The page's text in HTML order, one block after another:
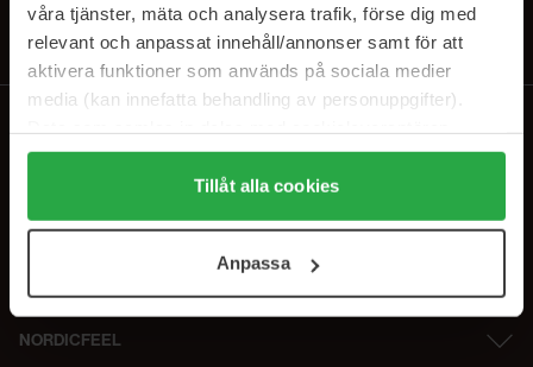
våra tjänster, mäta och analysera trafik, förse dig med
relevant och anpassat innehåll/annonser samt för att
aktivera funktioner som används på sociala medier
media (kan innefatta behandling av personuppgifter).
Genom att trycka på "Tillåt alla cookies" accepterar du
alla cookies, medan du under "Detaljer" kan anpassa
användningen av cookies. Du kan när som helst återkalla
samt vår Integritetspolicy.
Tillåt alla cookies
Anpassa
Ved å abonnere godtar du vårpersonvernerklæring. Du kan melde deg
av når som helst.
NORDICFEEL